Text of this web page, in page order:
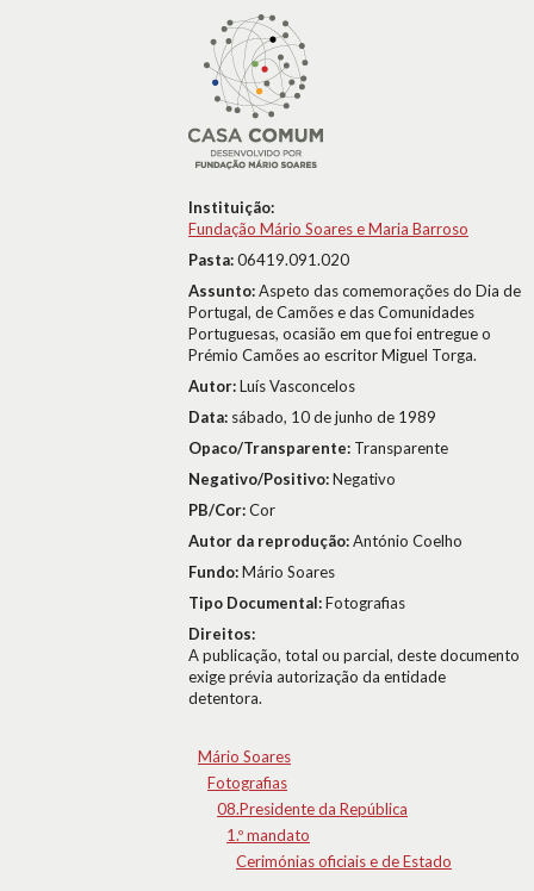
Instituição:
Fundação Mário Soares e Maria Barroso
Pasta:06419.091.020
Assunto:Aspeto das comemorações do Dia de
Portugal, de Camões e das Comunidades
Portuguesas, ocasião em que foi entregue o
Prémio Camões ao escritor Miguel Torga.
Autor:Luís Vasconcelos
Data: sábado, 10 de junho de 1989
Opaco/Transparente: Transparente
Negativo/Positivo:Negativo
PB/Cor:Cor
Autor da reprodução:António Coelho
Fundo:Mário Soares
Tipo Documental:Fotografias
Direitos:
A publicação, total ou parcial, deste documento
exige prévia autorização da entidade
detentora.
Mário Soares
Fotografias
08.Presidente da República
1.º mandato
Cerimónias oficiais e de Estado